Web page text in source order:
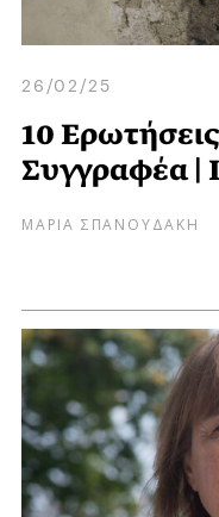
26/02/25
10
Συγγραφέα |
ΜΑΡΙΑ ΣΠΑΝΟΥΔΑΚΗ